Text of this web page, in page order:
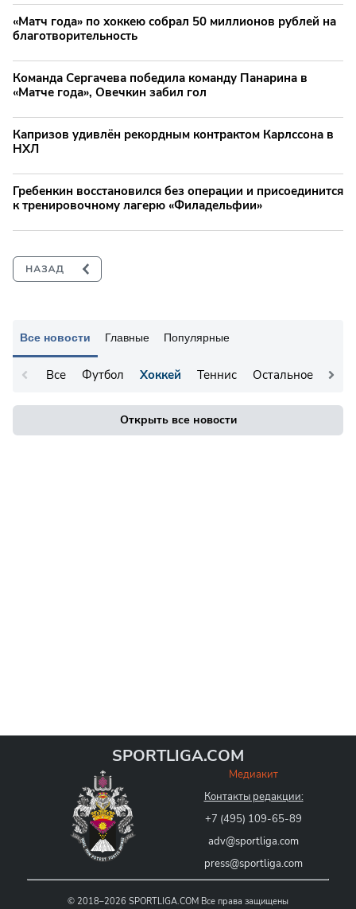
Все новости Главные Популярные
Все Футбол Хоккей Теннис Остальное
Открыть все новости
«Матч года» по хоккею собрал 50 миллионов рублей на
благотворительность
Команда Сергачева победила команду Панарина в
«Матче года», Овечкин забил гол
Капризов удивлён рекордным контрактом Карлссона в
НХЛ
Гребенкин восстановился без операции и присоединится
к тренировочному лагерю «Филадельфии»
SPORTLIGA.COM
Медиакит
Контакты редакции:
+7 (495) 109-65-89
adv@sportliga.com
press@sportliga.com
© 2018–2026 SPORTLIGA.COM Все права защищены